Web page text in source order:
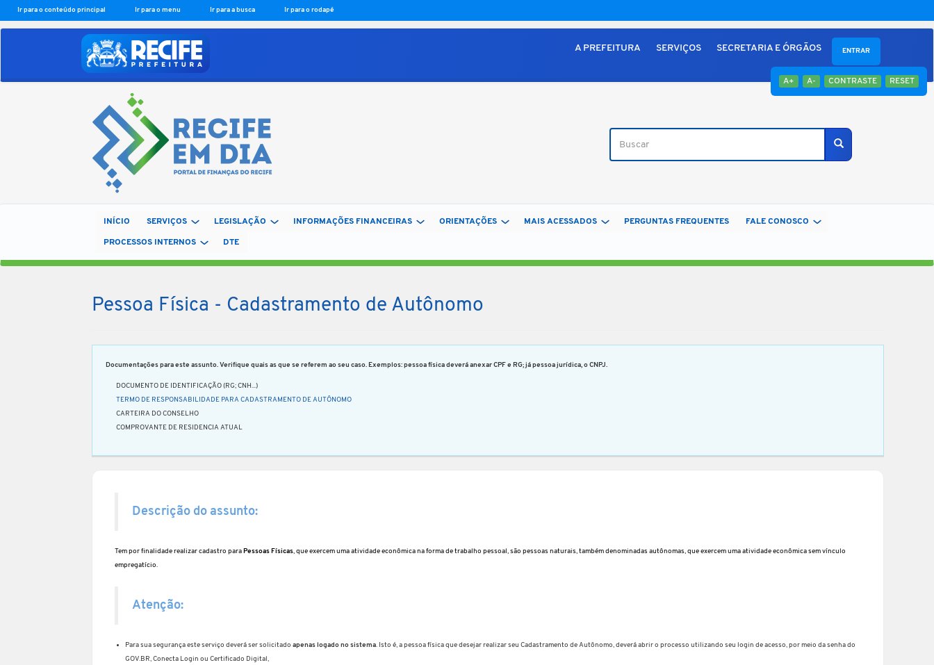
Ir para o conteúdo principal Ir para o menu Ir para a busca Ir para o rodapé
A+ A- CONTRASTE RESET
A PREFEITURA SERVIÇOS SECRETARIA E ÓRGÃOS
Buscar
ENTRAR
INÍCIO SERVIÇOS LEGISLAÇÃO INFORMAÇÕES FINANCEIRAS ORIENTAÇÕES MAIS ACESSADOS PERGUNTAS FREQUENTES FALE CONOSCO
PROCESSOS INTERNOS DTE
Pessoa Física - Cadastramento de Autônomo
Documentações para este assunto. Verifique quais as que se referem ao seu caso. Exemplos: pessoa física deverá anexar CPF e RG; já pessoa jurídica, o CNPJ.
DOCUMENTO DE IDENTIFICAÇÃO (RG; CNH...)
TERMO DE RESPONSABILIDADE PARA CADASTRAMENTO DE AUTÔNOMO
CARTEIRA DO CONSELHO
COMPROVANTE DE RESIDENCIA ATUAL
Descrição do assunto:
Tem por finalidade realizar cadastro para Pessoas Físicas, que exercem uma atividade econômica na forma de trabalho pessoal, são pessoas naturais, também denominadas autônomas, que exercem uma atividade econômica sem vínculo
empregatício.
Atenção:
Para sua segurança este serviço deverá ser solicitado apenas logado no sistema. Isto é, a pessoa física que desejar realizar seu Cadastramento de Autônomo, deverá abrir o processo utilizando seu login de acesso, por meio da senha do
GOV.BR, Conecta Login ou Certificado Digital,